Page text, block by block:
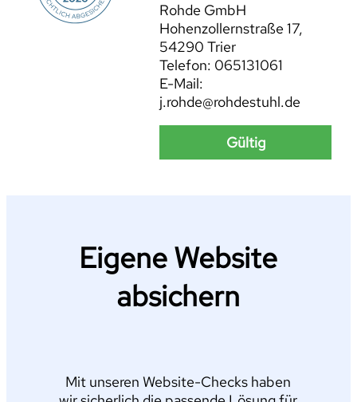
Rohde GmbH
Hohenzollernstraße 17,
54290 Trier
Telefon: 065131061
E-Mail:
j.rohde@rohdestuhl.de
Gültig
Eigene Website
absichern
Mit unseren Website-Checks haben